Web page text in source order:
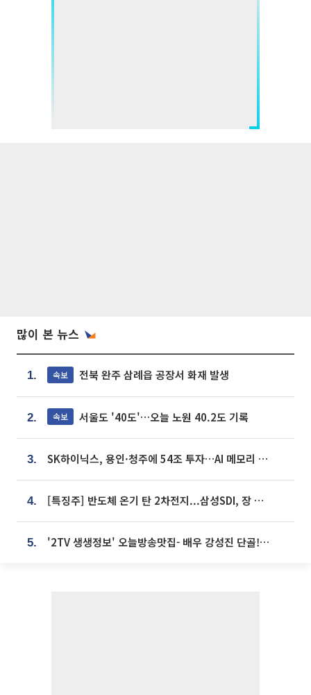
많이 본 뉴스
1. 속보 전북 완주 삼례읍 공장서 화재 발생
2. 속보 서울도 '40도'…오늘 노원 40.2도 기록
3. SK하이닉스, 용인·청주에 54조 투자…AI 메모리 생산기지 키운다
4. [특징주] 반도체 온기 탄 2차전지...삼성SDI, 장 초반 7% 넘게 껑충
5. '2TV 생생정보' 오늘방송맛집- 배우 강성진 단골! 쌀국수ㆍ푸팟퐁 커리 맛집 '블○○○'